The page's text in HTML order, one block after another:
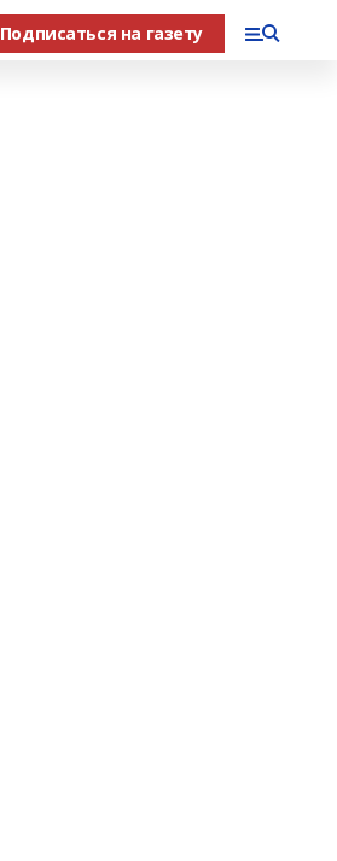
Подписаться на газету